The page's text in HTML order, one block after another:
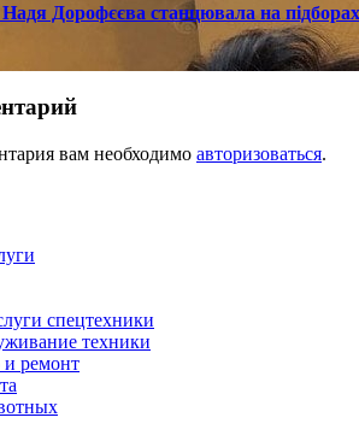
Дорофєєва станцювала на
вам необходимо авторизоваться.
спецтехники
техники
и ремонт